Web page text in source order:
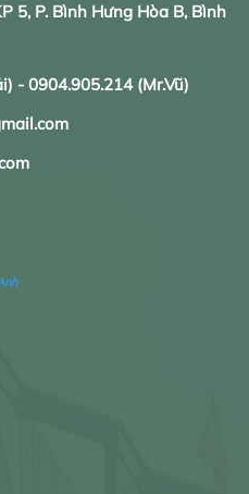
5, P. Bình Hưng Hòa B, Bình
- 0904.905.214(Mr.Vũ)